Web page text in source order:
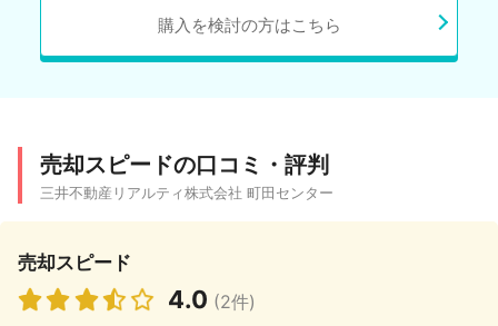
購入を検討の方はこちら
売却スピードの口コミ・評判
三井不動産リアルティ株式会社 町田センター
売却スピード
4.0 (2件)